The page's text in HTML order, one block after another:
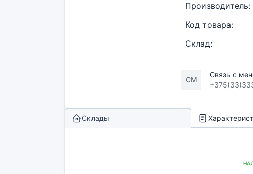
Производитель:
Код товара:
Склад:
СМ
Связь с
Склады